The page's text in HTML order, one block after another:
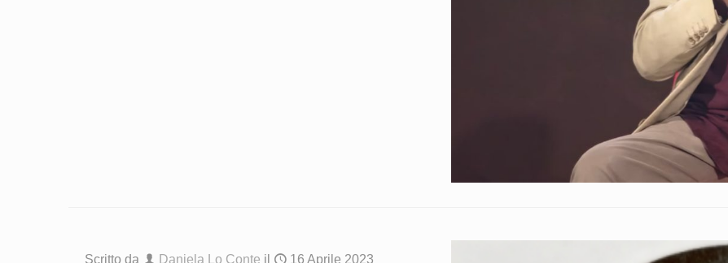
Scritto da Daniela Lo Conte il 16 Aprile 2023